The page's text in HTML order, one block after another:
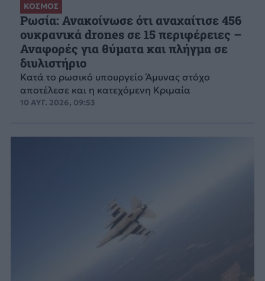
ΚΟΣΜΟΣ
Ρωσία: Ανακοίνωσε ότι αναχαίτισε 456
ουκρανικά drones σε 15 περιφέρειες –
Αναφορές για θύματα και πλήγμα σε
διυλιστήριο
Κατά το ρωσικό υπουργείο Άμυνας στόχο
αποτέλεσε και η κατεχόμενη Κριμαία
10 ΑΥΓ. 2026, 09:53